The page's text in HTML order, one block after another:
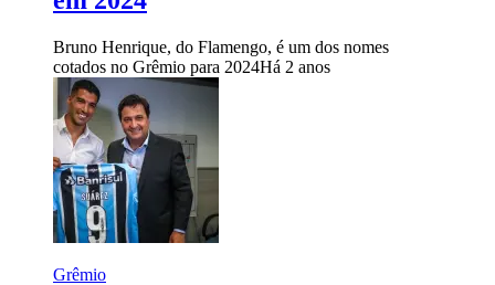
Bruno Henrique, do Flamengo, é um dos nomes
cotados no Grêmio para 2024Há 2 anos
Grêmio